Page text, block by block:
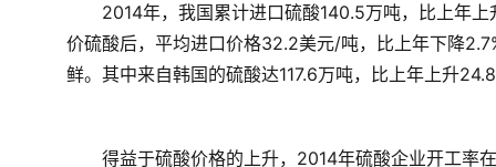
2014年，我国累计进口硫酸140.5万吨，比上年上
价硫酸后，平均进口价格32.2美元/吨，比上年下降
鲜。其中来自韩国的硫酸达117.6万吨，比上年上升
得益于硫酸价格的上升，2014年硫酸企业开工率